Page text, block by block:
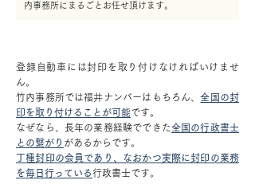
内事務所にまるごとお任せ頂けます。
登録自動車には封印を取り付けなければいけませ
ん。
竹内事務所では福井ナンバーはもちろん、全国の封
印を取り付けることが可能です。
なぜなら、長年の業務経験でできた全国の行政書士
との繋がり があるからです。
丁種封印の会員であり、なおかつ実際に封印の業務
を毎日行っている行政書士です。